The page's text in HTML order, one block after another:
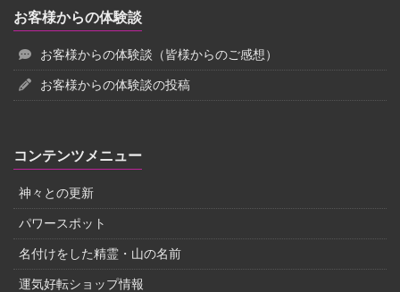
お客様からの体験談
お客様からの体験談（皆様からのご感想）
お客様からの体験談の投稿
コンテンツメニュー
神々との更新
パワースポット
名付けをした精霊・山の名前
運気好転ショップ情報